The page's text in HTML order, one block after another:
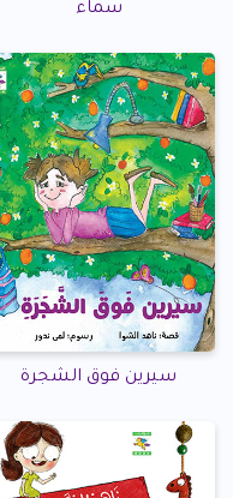
سماء
سيرين فوق الشجرة